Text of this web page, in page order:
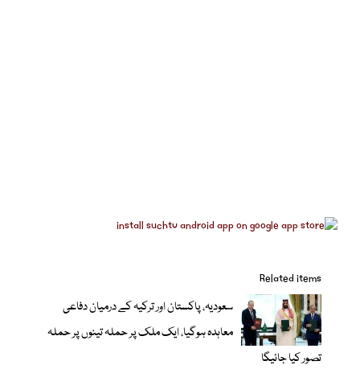
Related items
سعودیہ، پاکستان اور ترکیہ کے درمیان دفاعی
معاہدہ ہوگیا، ایک ملک پر حملہ تینوں پر حملہ
تصور کیا جائیگا